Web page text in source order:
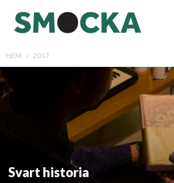
HEM 2017
Svart historia